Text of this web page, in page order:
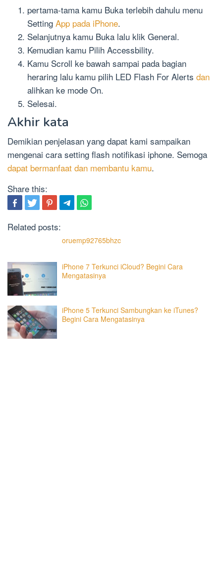
pertama-tama kamu Buka terlebih dahulu menu
Setting App pada iPhone.
Selanjutnya kamu Buka lalu klik General.
Kemudian kamu Pilih Accessbility.
Kamu Scroll ke bawah sampai pada bagian
heraring lalu kamu pilih LED Flash For Alerts dan
alihkan ke mode On.
Selesai.
Akhir kata
Demikian penjelasan yang dapat kami sampaikan
mengenai cara setting flash notifikasi iphone. Semoga
dapat bermanfaat dan membantu kamu.
Share this:
Related posts:
oruemp92765bhzc
iPhone 7 Terkunci iCloud? Begini Cara
Mengatasinya
iPhone 5 Terkunci Sambungkan ke iTunes?
Begini Cara Mengatasinya